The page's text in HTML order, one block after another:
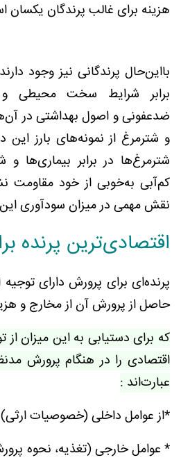
هزینه برای غالب پرندگان یکسان
بااین‌حال پرندگانی نیز وجود
برابر شرایط سخت محیطی و
ضدعفونی و اصول بهداشتی در
و شترمرغ از نمونه‌های بارز این
شترمرغ‌ها در برابر
کم‌آبی به‌خوبی از خود مقاومت
نقش مهمی در میزان سودآوری این
اقتصادی‌ترین پرنده
پرنده‌ای برای پرورش دارای
حاصل از پرورش آن از مخارج و
که برای دستیابی به این میزان از
اقتصادی را در هنگام پرورش
عبارت‌اند :
*از عوامل داخلی (خصوصیات ارثی)
* عوامل خارجی (تغذیه، نحوه